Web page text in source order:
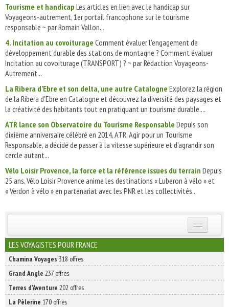
Tourisme et handicap Les articles en lien avec le handicap sur
Voyageons-autrement, 1er portail francophone sur le tourisme
responsable ~ par Romain Vallon...
4. Incitation au covoiturage Comment évaluer l'engagement de
développement durable des stations de montagne ? Comment évaluer
Incitation au covoiturage (TRANSPORT) ? ~ par Rédaction Voyageons-
Autrement...
La Ribera d’Ebre et son delta, une autre Catalogne Explorez la région
de la Ribera d'Ebre en Catalogne et découvrez la diversité des paysages et
la créativité des habitants tout en pratiquant un tourisme durable....
ATR lance son Observatoire du Tourisme Responsable Depuis son
dixième anniversaire célébré en 2014, ATR, Agir pour un Tourisme
Responsable, a décidé de passer à la vitesse supérieure et d’agrandir son
cercle autant...
Vélo Loisir Provence, la force et la référence issues du terrain Depuis
25 ans, Vélo Loisir Provence anime les destinations « Luberon à vélo » et
« Verdon à vélo » en partenariat avec les PNR et les collectivités...
INSCRIVEZ-VOUS | ABONNEZ-VOUS
LES VOYAGISTES POUR FRANCE
Chamina Voyages 318 offres
Grand Angle 237 offres
Terres d'Aventure 202 offres
La Pèlerine 170 offres